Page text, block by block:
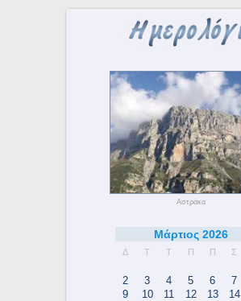
Αστράκα
Μάρτιος 2026
Δ Τ Τ Π Π Σ
2
3 4 5 6 7
9 10 11 12 13 14